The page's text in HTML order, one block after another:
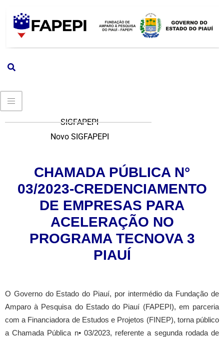
SIGFAPEPI
Novo SIGFAPEPI
CHAMADA PÚBLICA N°
03/2023-CREDENCIAMENTO
DE EMPRESAS PARA
ACELERAÇÃO NO
PROGRAMA TECNOVA 3
PIAUÍ
O Governo do Estado do Piauí, por intermédio da Fundação de
Amparo à Pesquisa do Estado do Piauí (FAPEPI), em parceria
com a Financiadora de Estudos e Projetos (FINEP), torna público
a Chamada Pública n• 03/2023, referente a segunda rodada de